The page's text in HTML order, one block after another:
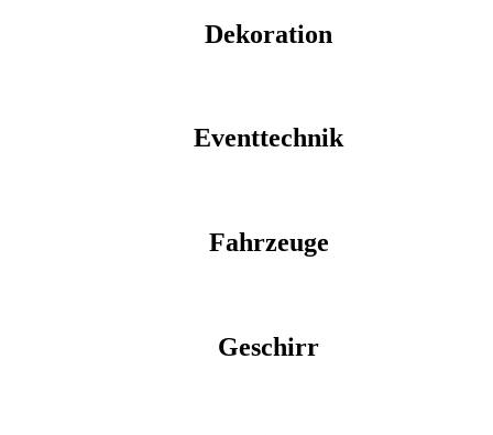
Dekoration
Eventtechnik
Fahrzeuge
Geschirr